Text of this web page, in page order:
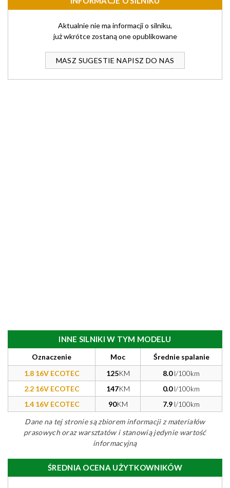
Aktualnie nie ma informacji o silniku,
już wkrótce zostaną one opublikowane
MASZ SUGESTIE NAPISZ DO NAS
INNE SILNIKI W TYM MODELU
Oznaczenie Moc
Średnie spalanie
1.8 16V ECOTEC
125KM 8.0l/100km
2.2 16V ECOTEC
147KM 0.0l/100km
1.4 16V ECOTEC
90KM 7.9 l/100km
Dane na tej stronie są zbiorem informacji z materiałów
prasowych oraz warsztatów i stanowią jedynie wartość
informacyjną
ŚREDNIA OCENA UŻYTKOWNIKÓW